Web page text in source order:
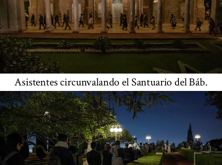
Asistentes circunvalando el Santuario del Báb.